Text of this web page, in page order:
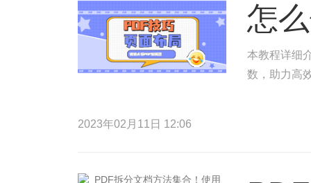
怎
本教程详细
数，助力高
2023年02月11日 12:06